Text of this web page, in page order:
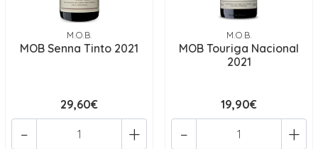
M.O.B.
MOB Senna Tinto 2021
29,60€
+
-
M.O.B.
MOB Touriga Nacional
2021
19,90€
+
-